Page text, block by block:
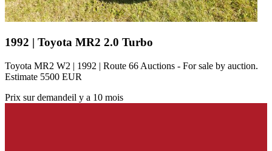
1992 | Toyota MR2 2.0 Turbo
Toyota MR2 W2 | 1992 | Route 66 Auctions - For sale by auction.
Estimate 5500 EUR
Prix sur demandeil y a 10 mois